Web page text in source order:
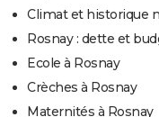
Climat et historique
Rosnay : dette et
Ecole à Rosnay
Crèches à Rosnay
Maternités à Rosnay